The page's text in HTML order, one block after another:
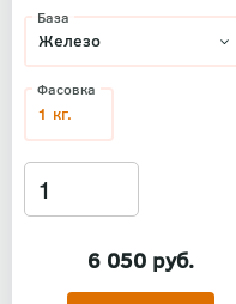
6 050 руб.
База
Фасовка
1 кг.